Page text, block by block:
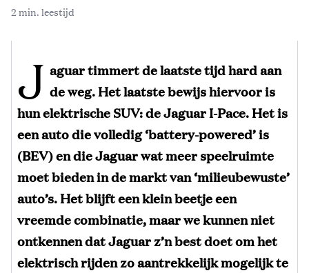
2 min. leestijd
J aguar timmert de laatste tijd hard aan
de weg. Het laatste bewijs hiervoor is
hun elektrische SUV: de Jaguar I-Pace. Het is
een auto die volledig ‘battery-powered’ is
(BEV) en die Jaguar wat meer speelruimte
moet bieden in de markt van ‘milieubewuste’
auto’s. Het blijft een klein beetje een
vreemde combinatie, maar we kunnen niet
ontkennen dat Jaguar z’n best doet om het
elektrisch rijden zo aantrekkelijk mogelijk te